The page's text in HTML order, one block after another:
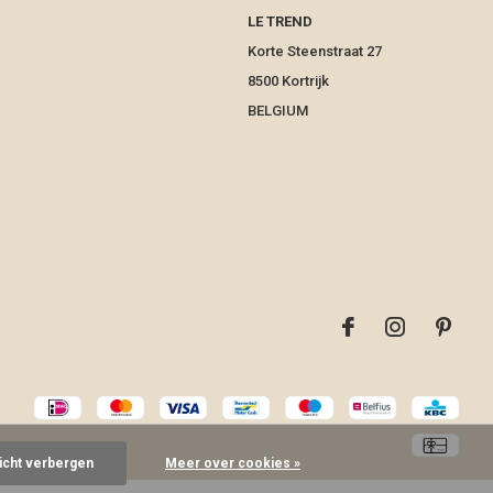
LE TREND
Korte Steenstraat 27
8500 Kortrijk
BELGIUM
verbergen Meer over cookies »